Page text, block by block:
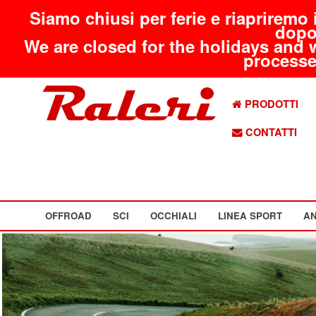
Siamo chiusi per ferie e
We are closed for the holidays
PRODOTTI
CONTATTI
OFFROAD SCI OCCHIALI LINEA SPORT